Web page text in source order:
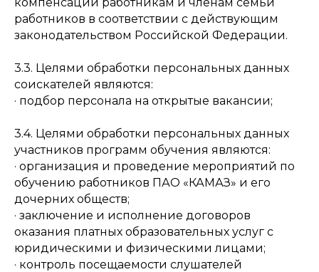
работников в соответствии с действующим
законодательством Российской Федерации.
3.3. Целями обработки персональных данных
соискателей являются:
· подбор персонала на открытые вакансии;
3.4. Целями обработки персональных данных
участников программ обучения являются:
· организация и проведение мероприятий по
обучению работников ПАО «КАМАЗ» и его
дочерних обществ;
· заключение и исполнение договоров
оказания платных образовательных услуг с
юридическими и физическими лицами;
· контроль посещаемости слушателей